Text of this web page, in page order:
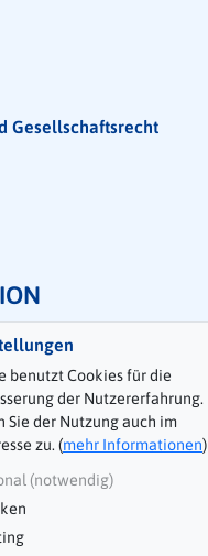
Gesell­schafts­recht
benutzt Cookies für die
der Nutzererfahrung.
Sie der Nutzung auch im
zu. (mehr Informationen)
(notwendig)